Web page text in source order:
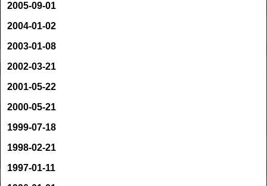
2005-09-01
2004-01-02
2003-01-08
2002-03-21
2001-05-22
2000-05-21
1999-07-18
1998-02-21
1997-01-11